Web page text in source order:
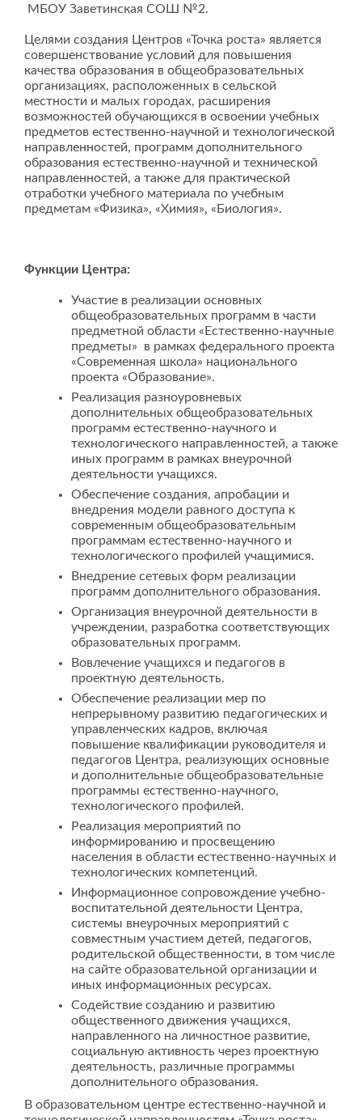
МБОУ Заветинская СОШ №2.
Целями создания Центров «Точка роста» является
совершенствование условий для повышения
качества образования в общеобразовательных
организациях, расположенных в сельской
местности и малых городах, расширения
возможностей обучающихся в освоении учебных
предметов естественно-научной и технологической
направленностей, программ дополнительного
образования естественно-научной и технической
направленностей, а также для практической
отработки учебного материала по учебным
предметам «Физика», «Химия», «Биология».
Функции Центра:
Участие в реализации основных
общеобразовательных программ в части
предметной области «Естественно-научные
предметы» в рамках федерального проекта
«Современная школа» национального
проекта «Образование».
Реализация разноуровневых
дополнительных общеобразовательных
программ естественно-научного и
технологического направленностей, а также
иных программ в рамках внеурочной
деятельности учащихся.
Обеспечение создания, апробации и
внедрения модели равного доступа к
современным общеобразовательным
программам естественно-научного и
технологического профилей учащимися.
Внедрение сетевых форм реализации
программ дополнительного образования.
Организация внеурочной деятельности в
учреждении, разработка соответствующих
образовательных программ.
Вовлечение учащихся и педагогов в
проектную деятельность.
Обеспечение реализации мер по
непрерывному развитию педагогических и
управленческих кадров, включая
повышение квалификации руководителя и
педагогов Центра, реализующих основные
и дополнительные общеобразовательные
программы естественно-научного,
технологического профилей.
Реализация мероприятий по
информированию и просвещению
населения в области естественно-научных и
технологических компетенций.
Информационное сопровождение учебно-
воспитательной деятельности Центра,
системы внеурочных мероприятий с
совместным участием детей, педагогов,
родительской общественности, в том числе
на сайте образовательной организации и
иных информационных ресурсах.
Содействие созданию и развитию
общественного движения учащихся,
направленного на личностное развитие,
социальную активность через проектную
деятельность, различные программы
дополнительного образования.
В образовательном центре естественно-научной и